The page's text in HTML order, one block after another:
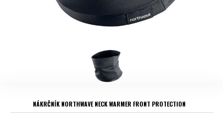
NÁKRČNÍK NORTHWAVE NECK WARMER FRONT PROTECTION